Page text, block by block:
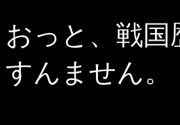
おっと、戦
すんません。